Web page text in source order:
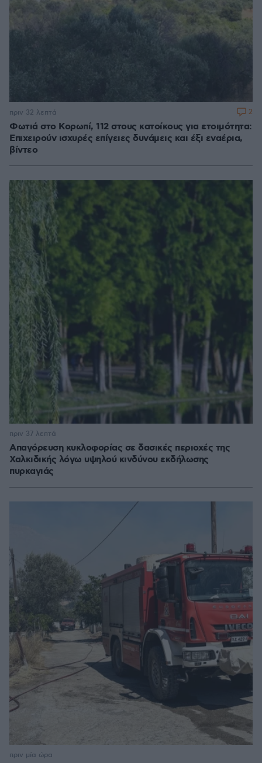
Φωτιά στο Κορωπί, 112 στους κατοίκους για ετοιμότητα:
Επιχειρούν ισχυρές επίγειες δυνάμεις και έξι εναέρια,
βίντεο
πριν 32 λεπτά 2
Απαγόρευση κυκλοφορίας σε δασικές περιοχές της
Χαλκιδικής λόγω υψηλού κινδύνου εκδήλωσης
πυρκαγιάς
πριν 37 λεπτά
πριν μία ώρα